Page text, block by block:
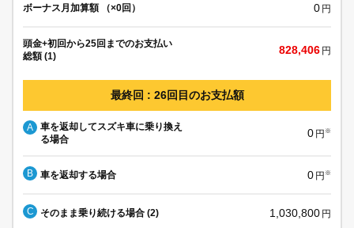
ボーナス月加算額 （×0回） 0 円
頭金+初回から25回までのお支払い
総額 (1)
828,406 円
最終回 : 26回目のお支払額
A
車を返却してスズキ車に乗り換え
る場合
0 円 ※
B 車を返却する場合 0 円 ※
C そのまま乗り続ける場合 (2) 1,030,800 円